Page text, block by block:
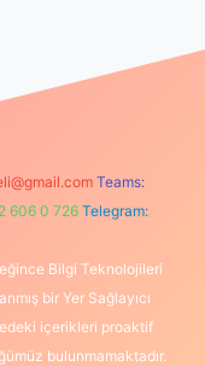
Teams:
606 0 726 Telegram:
Bilgi Teknolojileri
bir Yer Sağlayıcı
içerikleri proaktif
bulunmamaktadır.